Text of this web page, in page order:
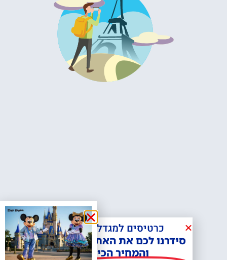
כרטיסים למגדל אייפל?
סידרנו לכם את האתר הכי אמין -
והמחיר הכי זול!